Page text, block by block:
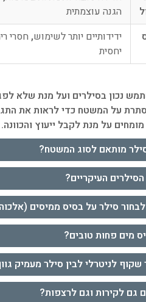
הגנה עוצמתית
ידידותיים יותר לשימוש, חסרי
יחסית
נכון בסילרים ועל מנת שלא
על המשטח כדי לראות את
על מנת לקבל ייעוץ והכוונה.
מותאם לסוג המשטח?
העיקריים?
סילר על בסיס ממיסים
מים פחות טובים?
לניטרלי לבין סילר מעמיק
גם לקירות וגם לרצפות?